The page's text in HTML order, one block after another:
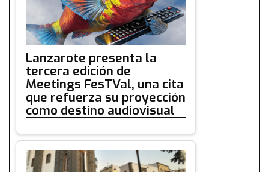
Lanzarote presenta la
tercera edición de
Meetings FesTVal, una cita
que refuerza su proyección
como destino audiovisual